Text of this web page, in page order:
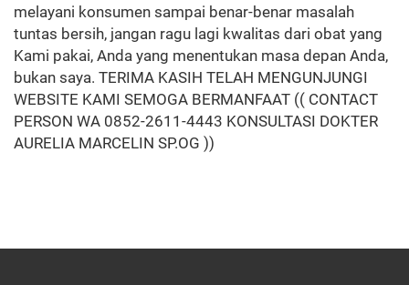
melayani konsumen sampai benar-benar masalah
tuntas bersih, jangan ragu lagi kwalitas dari obat yang
Kami pakai, Anda yang menentukan masa depan Anda,
bukan saya. TERIMA KASIH TELAH MENGUNJUNGI
WEBSITE KAMI SEMOGA BERMANFAAT (( CONTACT
PERSON WA 0852-2611-4443 KONSULTASI DOKTER
AURELIA MARCELIN SP.OG ))